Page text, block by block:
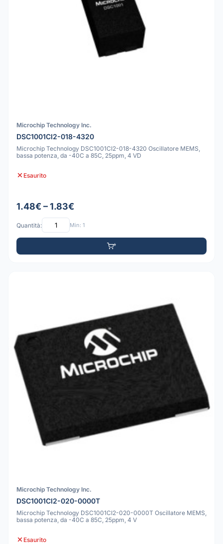
Microchip Technology Inc.
DSC1001CI2-018-4320
Microchip Technology DSC1001CI2-018-4320 Oscillatore MEMS,
bassa potenza, da -40C a 85C, 25ppm, 4 VD
Esaurito
1.48€ – 1.83€
Quantità: Min: 1
Microchip Technology Inc.
DSC1001CI2-020-0000T
Microchip Technology DSC1001CI2-020-0000T Oscillatore MEMS,
bassa potenza, da -40C a 85C, 25ppm, 4 V
Esaurito